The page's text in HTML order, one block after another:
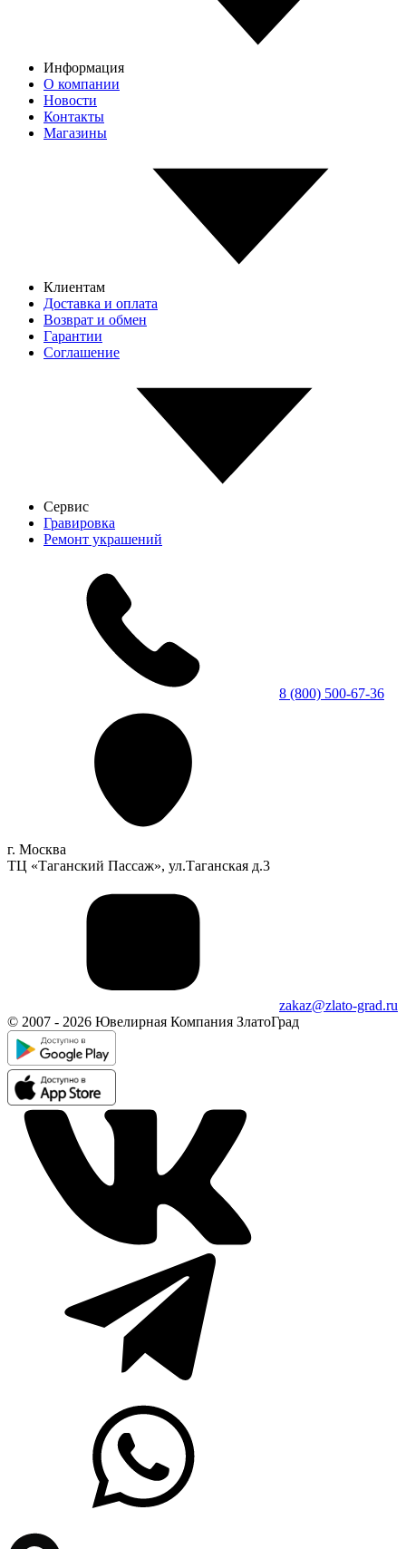
Информация
О компании
Новости
Контакты
Магазины
Клиентам
Доставка и оплата
Возврат и обмен
Гарантии
Соглашение
Сервис
Гравировка
Ремонт украшений
8 (800) 500-67-36
г. Москва
ТЦ «Таганский Пассаж», ул.Таганская д.3
zakaz@zlato-grad.ru
© 2007 - 2026 Ювелирная Компания ЗлатоГрад